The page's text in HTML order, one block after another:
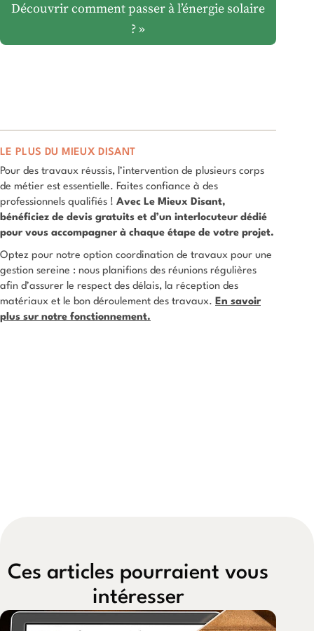
Découvrir comment passer à l’énergie solaire
? »
LE PLUS DU MIEUX DISANT
Pour des travaux réussis, l’intervention de plusieurs corps
de métier est essentielle. Faites confiance à des
professionnels qualifiés ! Avec Le Mieux Disant,
bénéficiez de devis gratuits et d’un interlocuteur dédié
pour vous accompagner à chaque étape de votre projet.
Optez pour notre option coordination de travaux pour une
gestion sereine : nous planifions des réunions régulières
afin d’assurer le respect des délais, la réception des
matériaux et le bon déroulement des travaux. En savoir
plus sur notre fonctionnement.
Ces articles pourraient vous
intéresser